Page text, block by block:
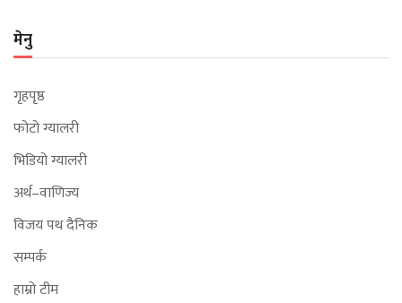
मेनु
गृहपृष्ठ
फोटो ग्यालरी
भिडियो ग्यालरी
अर्थ–वाणिज्य
विजय पथ दैनिक
सम्पर्क
हाम्रो टीम